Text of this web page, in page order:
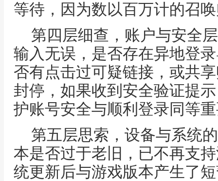
等待，因为数以百万计的召
第四层细查，账户与安全
输入无误，是否存在异地登
否有点击过可疑链接，或共
封停，如果收到安全验证提
护账号安全与顺利登录同等
第五层思索，设备与系统
本是否过于老旧，已不再支
统更新后与游戏版本产生了